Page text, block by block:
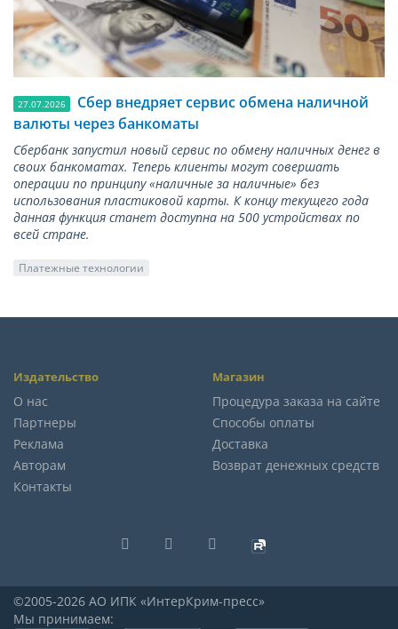
27.07.2026
Сбер внедряет сервис обмена наличной
валюты через банкоматы
Сбербанк запустил новый сервис по обмену наличных денег в
своих банкоматах. Теперь клиенты могут совершать
операции по принципу «наличные за наличные» без
использования пластиковой карты. К концу текущего года
данная функция станет доступна на 500 устройствах по
всей стране.
Платежные технологии
Издательство
О нас
Партнеры
Реклама
Авторам
Контакты
Магазин
Процедура заказа на сайте
Способы оплаты
Доставка
Возврат денежных средств
©2005-2026 АО ИПК «ИнтерКрим-пресс»
Мы принимаем: